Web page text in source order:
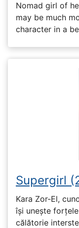
Nomad girl of
may be much
character in a
Supergirl
Kara Zor-El,
își unește
călătorie